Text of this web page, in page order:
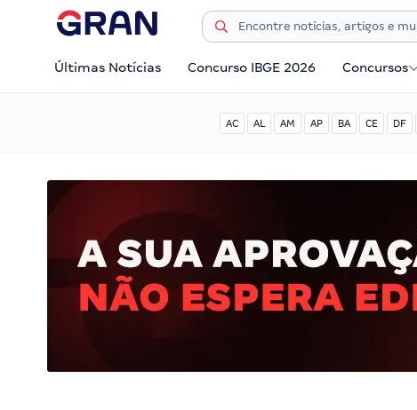
Últimas Notícias Concurso IBGE 2026 Concursos
AC AL AM AP BA CE DF